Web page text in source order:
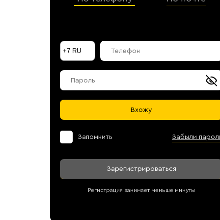
Галараствор
Подписка
Вхожу
Запомнить Забыли
Зарегистрироваться
Регистрация занимает меньше минуты